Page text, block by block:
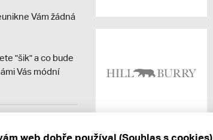
Vám žádná
"šik" a co bude
Vás módní
web dobře používal (Souhlas s cookies)